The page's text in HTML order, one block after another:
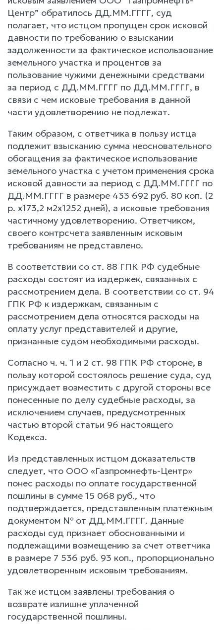
Центр” обратилось ДД.ММ.ГГГГ, суд
полагает, что истцом пропущен срок исковой
давности по требованию о взыскании
задолженности за фактическое использование
земельного участка и процентов за
пользование чужими денежными средствами
за период с ДД.ММ.ГГГГ по ДД.ММ.ГГГГ, в
связи с чем исковые требования в данной
части удовлетворению не подлежат.
Таким образом, с ответчика в пользу истца
подлежит взысканию сумма неосновательного
обогащения за фактическое использование
земельного участка с учетом применения срока
исковой давности за период с ДД.ММ.ГГГГ по
ДД.ММ.ГГГГ в размере 433 692 руб. 80 коп. (2
р. х173,2 м2х1252 дней), а исковые требования
частичному удовлетворению. Ответчиком,
своего контрсчета заявленным исковым
требованиям не представлено.
В соответствии со ст. 88 ГПК РФ судебные
расходы состоят из издержек, связанных с
рассмотрением дела. В соответствии со ст. 94
ГПК РФ к издержкам, связанным с
рассмотрением дела относятся расходы на
оплату услуг представителей и другие,
признанные судом необходимыми расходы.
Согласно ч. ч. 1 и 2 ст. 98 ГПК РФ стороне, в
пользу которой состоялось решение суда, суд
присуждает возместить с другой стороны все
понесенные по делу судебные расходы, за
исключением случаев, предусмотренных
частью второй статьи 96 настоящего
Кодекса.
Из представленных истцом доказательств
следует, что ООО «Газпромнефть-Центр»
понес расходы по оплате государственной
пошлины в сумме 15 068 руб., что
подтверждается, представленным платежным
документом № от ДД.ММ.ГГГГ. Данные
расходы суд признает обоснованными и
подлежащими возмещению за счет ответчика
в размере 7 536 руб. 93 коп., пропорционально
удовлетворенным исковым требованиям.
Так же истцом заявлены требования о
возврате излишне уплаченной
государственной пошлины.